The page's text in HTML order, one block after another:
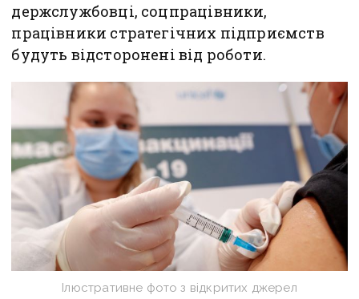
держслужбовці, соцпрацівники,
працівники стратегічних підприємств
будуть відсторонені від роботи.
Ілюстративне фото з відкритих джерел